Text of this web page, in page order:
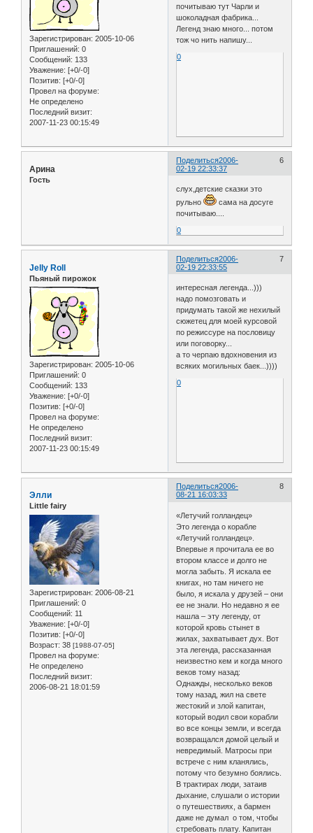
Зарегистрирован: 2005-10-06
Приглашений: 0
Сообщений: 133
Уважение: [+0/-0]
Позитив: [+0/-0]
Провел на форуме:
Не определено
Последний визит:
2007-11-23 00:15:49
почитываю тут Чарли и
шоколадная фабрика...
Легенд знаю много... потом
тож чо нить напишу...
0
Поделиться 6
2006-
02-19 22:33:37
Арина
Гость
слух,детские сказки это
рульно
сама на досуге
почитываю....
0
Поделиться 7
2006-
02-19 22:33:55
Jelly Roll
Пьяный пирожок
Зарегистрирован: 2005-10-06
Приглашений: 0
Сообщений: 133
Уважение: [+0/-0]
Позитив: [+0/-0]
Провел на форуме:
Не определено
Последний визит:
2007-11-23 00:15:49
интересная легенда...)))
надо помозговать и
придумать такой же нехилый
сюжетец для моей курсовой
по режиссуре на пословицу
или поговорку...
а то черпаю вдохновения из
всяких могильных баек...))))
0
Поделиться 8
2006-
08-21 16:03:33
Элли
Little fairy
Зарегистрирован: 2006-08-21
Приглашений: 0
Сообщений: 11
Уважение: [+0/-0]
Позитив: [+0/-0]
Возраст: 38 [1988-07-05]
Провел на форуме:
Не определено
Последний визит:
2006-08-21 18:01:59
«Летучий голландец»
Это легенда о корабле
«Летучий голландец».
Впервые я прочитала ее во
втором классе и долго не
могла забыть. Я искала ее
книгах, но там ничего не
было, я искала у друзей – они
ее не знали. Но недавно я ее
нашла – эту легенду, от
которой кровь стынет в
жилах, захватывает дух. Вот
эта легенда, рассказанная
неизвестно кем и когда много
веков тому назад:
Однажды, несколько веков
тому назад, жил на свете
жестокий и злой капитан,
который водил свои корабли
во все концы земли, и всегда
возвращался домой целый и
невредимый. Матросы при
встрече с ним кланялись,
потому что безумно боялись.
В трактирах люди, затаив
дыхание, слушали о истории
о путешествиях, а бармен
даже не думал о том, чтобы
стребовать плату. Капитан